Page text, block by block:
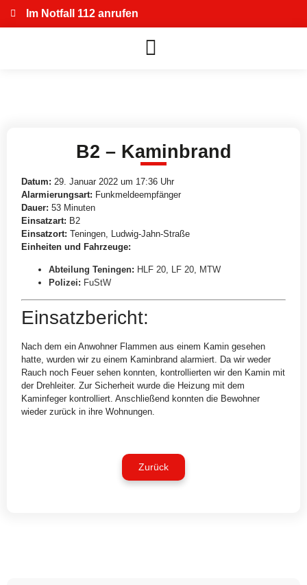
Im Notfall 112 anrufen
B2 – Kaminbrand
Datum: 29. Januar 2022 um 17:36 Uhr
Alarmierungsart: Funkmeldeempfänger
Dauer: 53 Minuten
Einsatzart: B2
Einsatzort: Teningen, Ludwig-Jahn-Straße
Einheiten und Fahrzeuge:
Abteilung Teningen: HLF 20, LF 20, MTW
Polizei: FuStW
Einsatzbericht:
Nach dem ein Anwohner Flammen aus einem Kamin gesehen
hatte, wurden wir zu einem Kaminbrand alarmiert. Da wir weder
Rauch noch Feuer sehen konnten, kontrollierten wir den Kamin mit
der Drehleiter. Zur Sicherheit wurde die Heizung mit dem
Kaminfeger kontrolliert. Anschließend konnten die Bewohner
wieder zurück in ihre Wohnungen.
Zurück